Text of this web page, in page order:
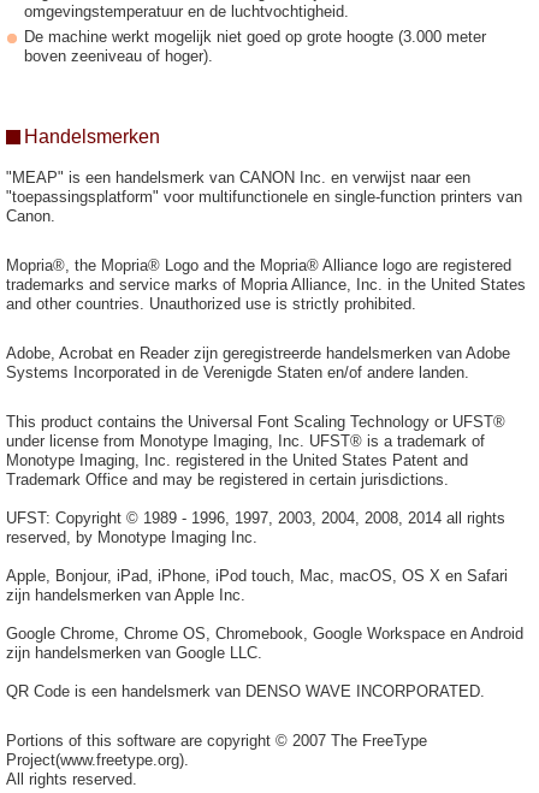
omgevingstemperatuur en de luchtvochtigheid.
De machine werkt mogelijk niet goed op grote hoogte (3.000 meter
boven zeeniveau of hoger).
Handelsmerken
"MEAP" is een handelsmerk van CANON Inc. en verwijst naar een
"toepassingsplatform" voor multifunctionele en single-function printers van
Canon.
Mopria®, the Mopria® Logo and the Mopria® Alliance logo are registered
trademarks and service marks of Mopria Alliance, Inc. in the United States
and other countries. Unauthorized use is strictly prohibited.
Adobe, Acrobat en Reader zijn geregistreerde handelsmerken van Adobe
Systems Incorporated in de Verenigde Staten en/of andere landen.
This product contains the Universal Font Scaling Technology or UFST®
under license from Monotype Imaging, Inc. UFST® is a trademark of
Monotype Imaging, Inc. registered in the United States Patent and
Trademark Office and may be registered in certain jurisdictions.
UFST: Copyright © 1989 - 1996, 1997, 2003, 2004, 2008, 2014 all rights
reserved, by Monotype Imaging Inc.
Apple, Bonjour, iPad, iPhone, iPod touch, Mac, macOS, OS X en Safari
zijn handelsmerken van Apple Inc.
Google Chrome, Chrome OS, Chromebook, Google Workspace en Android
zijn handelsmerken van Google LLC.
QR Code is een handelsmerk van DENSO WAVE INCORPORATED.
Portions of this software are copyright © 2007 The FreeType
Project(www.freetype.org).
All rights reserved.